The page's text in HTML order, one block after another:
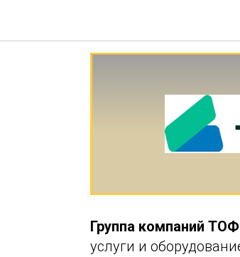
Группа
Группа компаний
услуги и